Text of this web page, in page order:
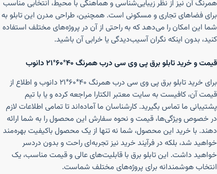
همرنگ آن نیز از نظر زیبایی‌شناسی و هماهنگی با محیط، انتخابی مناسب
برای فضاهای تجاری و مسکونی است. همچنین، طراحی مدرن این تابلو به
شما این امکان را می‌دهد که به راحتی از آن در پروژه‌های مختلف استفاده
کنید، بدون اینکه نگران آسیب‌دیدگی یا خرابی آن باشید.
قیمت و خرید تابلو برق پی وی سی درب همرنگ ۴۰*۶۰*۲۱ دانوب
برای خرید تابلو برق پی وی سی درب همرنگ ۴۰*۶۰*۲۱ دانوب و اطلاع از
قیمت آن، کافیست به سایت معتبر الکتارا مراجعه کرده و یا با تیم
پشتیبانی ما تماس بگیرید. کارشناسان ما آماده‌اند تا تمامی اطلاعات لازم
در خصوص ویژگی‌ها، قیمت و نحوه سفارش این محصول را به شما ارائه
دهند. با خرید این محصول، شما نه تنها از یک محصول باکیفیت بهره‌مند
خواهید شد، بلکه در فرآیند خرید نیز تجربه‌ای راحت و بدون دردسر
خواهید داشت. این تابلو برق با قابلیت‌های عالی و قیمت مناسب، یک
انتخاب هوشمندانه برای پروژه‌های مختلف شماست.